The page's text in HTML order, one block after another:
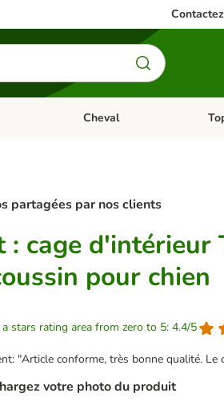
catégories: PoissonDérouler les catégories: Oiseau
Cheval
partagées par nos clients
: cage d'intérieur
pour chien
stars rating area from zero to 5: 4.4/5
"Article conforme, très bonne qualité.
votre photo du produit